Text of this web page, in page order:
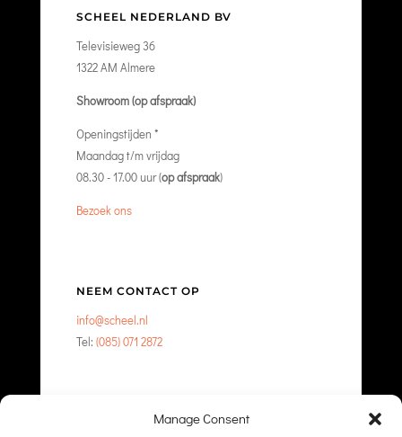
Manage Consent
SCHEEL NEDERLAND BV
Televisieweg 36
1322 AM Almere
Showroom (op afspraak)
Openingstijden *
Maandag t/m vrijdag
08.30 - 17.00 uur (op afspraak)
Bezoek ons
NEEM CONTACT OP
info@scheel.nl
Tel: (085) 071 2872
NEEM CONTACT OP